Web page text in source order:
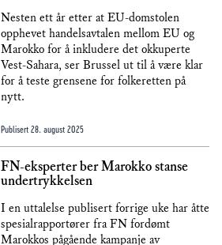
Nesten ett år etter at EU-domstolen
opphevet handelsavtalen mellom EU og
Marokko for å inkludere det okkuperte
Vest-Sahara, ser Brussel ut til å være klar
for å teste grensene for folkeretten på
nytt.
Publisert 28. august 2025
FN-eksperter ber Marokko stanse
undertrykkelsen
I en uttalelse publisert forrige uke har åtte
spesialrapportører fra FN fordømt
Marokkos pågående kampanje av